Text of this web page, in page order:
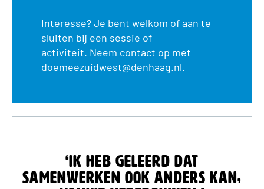
Interesse? Je bent welkom of aan te
sluiten bij een sessie of
activiteit. Neem contact op met
doemeezuidwest@denhaag.nl.
‘Ik heb geleerd dat
samenwerken ook anders kan,